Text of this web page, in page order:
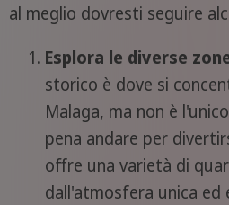
al meglio dovresti seguire
Esplora le diverse
storico è dove si
Malaga, ma non è
pena andare per
offre una varietà di
dall'atmosfera unica ed